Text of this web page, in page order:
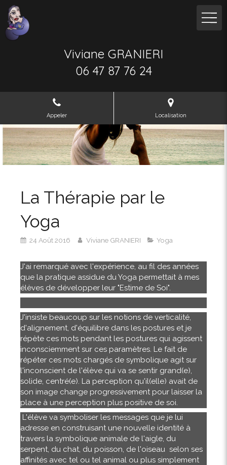
Viviane GRANIERI
06 47 87 76 24
Appeler Localisation
La Thérapie par le
Yoga
24 Août 2016 Viviane GRANIERI Yoga
J'ai remarqué avec l'expérience, au fil des années
que la pratique assidue du Yoga permettait à mes
élèves de développer leur "Estime de Soi".
J'insiste beaucoup sur les notions de verticalité,
d'alignement, d'équilibre dans les postures et je
répète ces mots pendant les postures qui agissent
inconsciemment sur ces paramètres. Le fait de
répéter ces mots chargés de symbolique agit sur
l'inconscient de l'élève qui va se sentir grand(e),
solide, centré(e). La perception qu'il(elle) avait de
son image change progressivement pour laisser la
place à une perception plus positive de soi.
L'élève va symboliser les messages que je lui
adresse en construisant une nouvelle identité à
travers la symbolique animale de l'aigle, du
serpent, du chat, du poisson, de l'oiseau selon ses
affinités avec tel ou tel animal ou plus simplement